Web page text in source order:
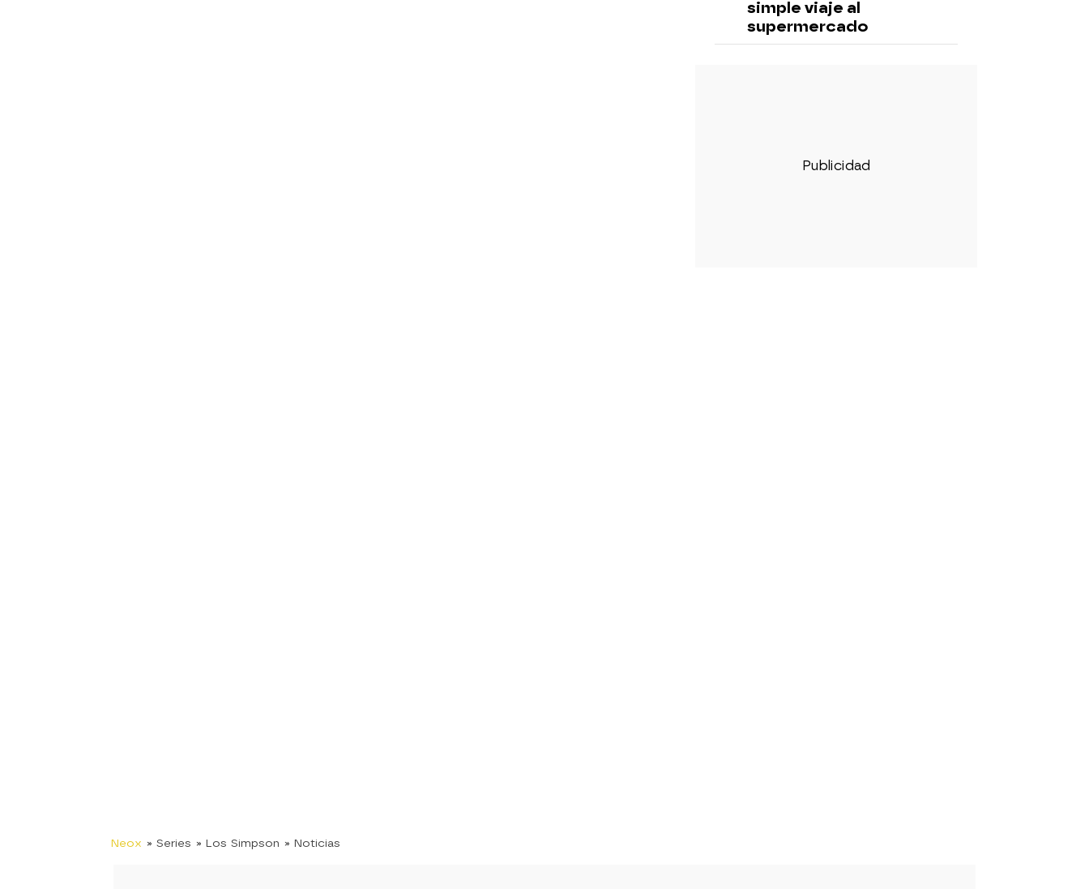
Neox » Series » Los Simpson » Noticias
simple viaje al
supermercado